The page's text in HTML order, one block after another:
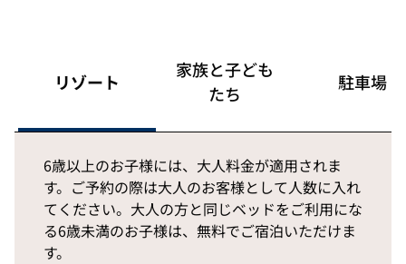
リゾート
家族と子ども
たち
駐車場
6歳以上のお子様には、大人料金が適用されま
す。ご予約の際は大人のお客様として人数に入れ
てください。大人の方と同じベッドをご利用にな
る6歳未満のお子様は、無料でご宿泊いただけま
す。